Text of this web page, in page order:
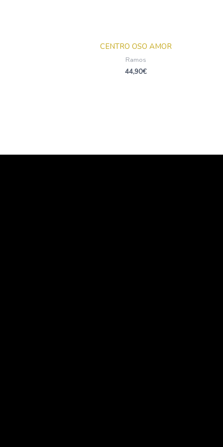
CENTRO OSO AMOR
Ramos
44,90€